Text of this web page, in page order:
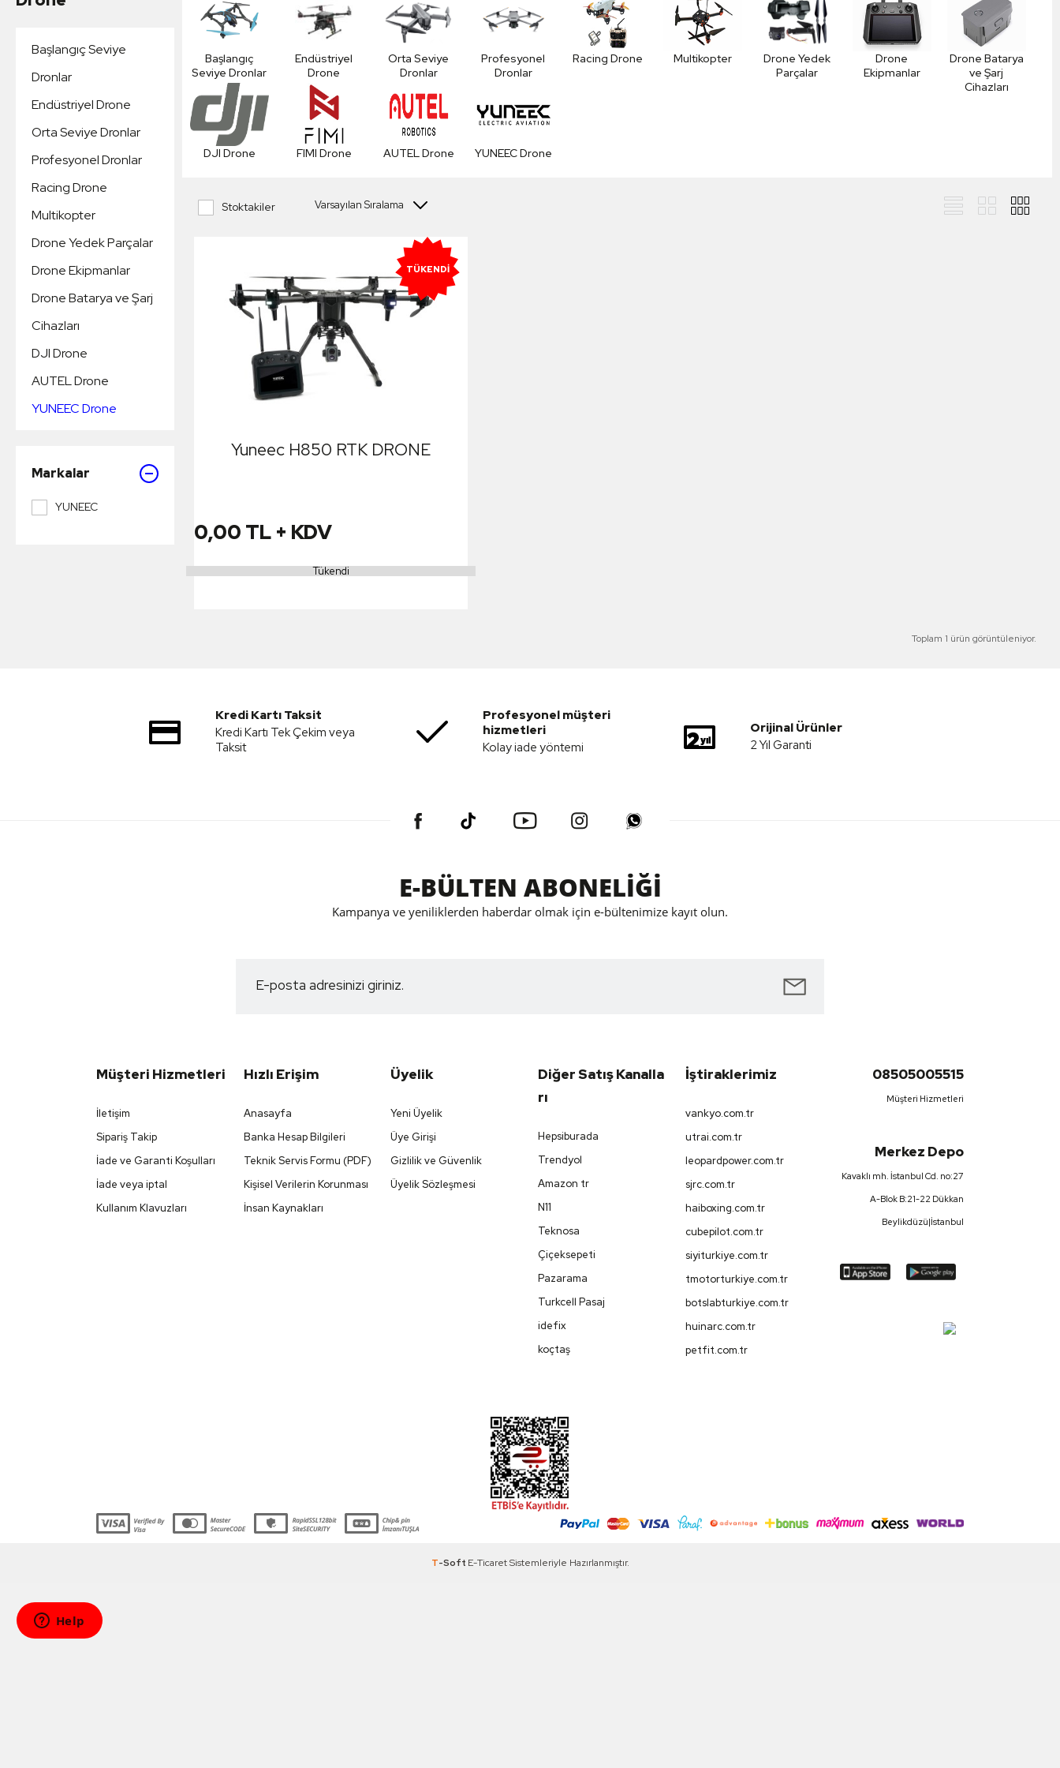
Başlangıç Seviye
Dronlar
Endüstriyel Drone
Orta Seviye Dronlar
Profesyonel Dronlar
Racing Drone
Multikopter
Drone Yedek Parçalar
Drone Ekipmanlar
Drone Batarya ve Şarj
Cihazları
DJI Drone
AUTEL Drone
YUNEEC Drone
Markalar
YUNEEC
Başlangıç
Seviye Dronlar
Endüstriyel
Drone
Orta Seviye
Dronlar
Profesyonel
Dronlar
Racing Drone Multikopter
Drone Yedek
Parçalar
Drone
Ekipmanlar
Drone Batarya
ve Şarj
Cihazları
DJI Drone FIMI Drone AUTEL Drone YUNEEC Drone
Stoktakiler
TÜKENDI
Yuneec H850 RTK DRONE
0,00 TL + KDV
Tükendi
Toplam 1 ürün görüntüleniyor.
Kredi Kartı Taksit
Kredi Kartı Tek Çekim veya
Taksit
Profesyonel müşteri
hizmetleri
Kolay iade yöntemi
Orijinal Ürünler
2 Yıl Garanti
E-BÜLTEN ABONELİĞİ
Kampanya ve yeniliklerden haberdar olmak için e-bültenimize kayıt olun.
Müşteri Hizmetleri
İletişim
Sipariş Takip
İade ve Garanti Koşulları
İade veya iptal
Kullanım Klavuzları
Hızlı Erişim
Anasayfa
Banka Hesap Bilgileri
Teknik Servis Formu (PDF)
Kişisel Verilerin Korunması
İnsan Kaynakları
Üyelik
Yeni Üyelik
Üye Girişi
Gizlilik ve Güvenlik
Üyelik Sözleşmesi
Diğer Satış Kanalla
Rı
Hepsiburada
Trendyol
Amazon tr
N11
Teknosa
Çiçeksepeti
Pazarama
Turkcell Pasaj
idefix
koçtaş
İştiraklerimiz
vankyo.com.tr
utrai.com.tr
leopardpower.com.tr
sjrc.com.tr
haiboxing.com.tr
cubepilot.com.tr
siyiturkiye.com.tr
tmotorturkiye.com.tr
botslabturkiye.com.tr
huinarc.com.tr
petfit.com.tr
08505005515
Müşteri Hizmetleri
Merkez Depo
Kavaklı mh. İstanbul Cd. no:27
A-Blok B:21-22 Dükkan
Beylikdüzü|İstanbul
T-Soft E-TicaretSistemleriyle Hazırlanmıştır.